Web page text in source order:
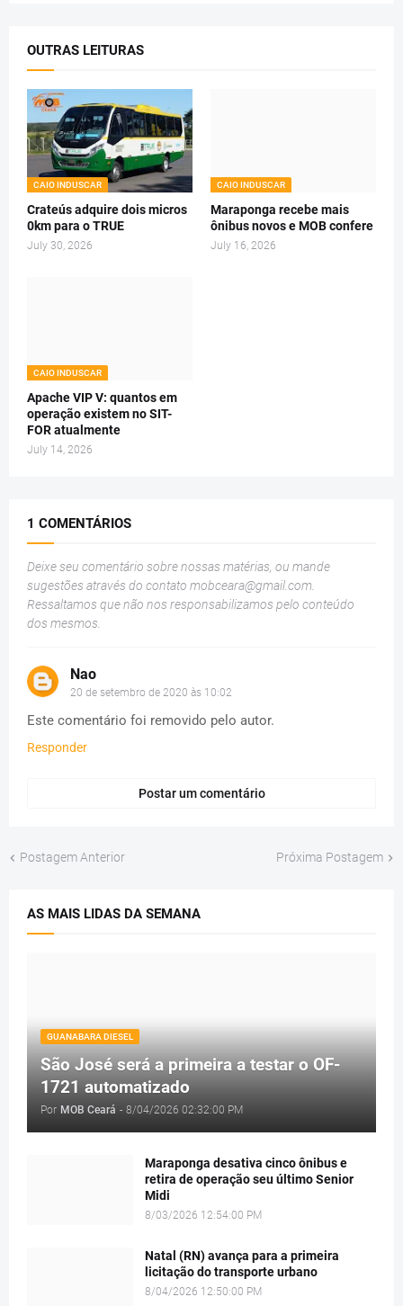
OUTRAS LEITURAS
CAIO INDUSCAR
Crateús adquire dois micros
0km para o TRUE
July 30, 2026
CAIO INDUSCAR
Maraponga recebe mais
ônibus novos e MOB confere
July 16, 2026
CAIO INDUSCAR
Apache VIP V: quantos em
operação existem no SIT-
FOR atualmente
July 14, 2026
1 COMENTÁRIOS
Deixe seu comentário sobre nossas matérias, ou mande
sugestões através do contato mobceara@gmail.com.
Ressaltamos que não nos responsabilizamos pelo conteúdo
dos mesmos.
Nao
20 de setembro de 2020 às 10:02
Este comentário foi removido pelo autor.
Responder
Postar um comentário
Postagem Anterior Próxima Postagem
AS MAIS LIDAS DA SEMANA
GUANABARA DIESEL
São José será a primeira a testar o OF-
1721 automatizado
Por MOB Ceará - 8/04/2026 02:32:00 PM
Maraponga desativa cinco ônibus e
retira de operação seu último Senior
Midi
8/03/2026 12:54:00 PM
Natal (RN) avança para a primeira
licitação do transporte urbano
8/04/2026 12:50:00 PM